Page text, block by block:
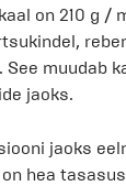
on 210 g /
muudab
jaoks.
jaoks
hea